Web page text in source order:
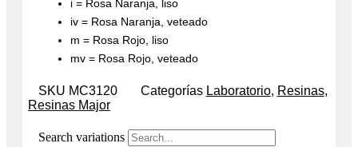
i = Rosa Naranja, liso
iv = Rosa Naranja, veteado
m = Rosa Rojo, liso
mv = Rosa Rojo, veteado
SKU MC3120 Categorías Laboratorio, Resinas,
Resinas Major
Search variations